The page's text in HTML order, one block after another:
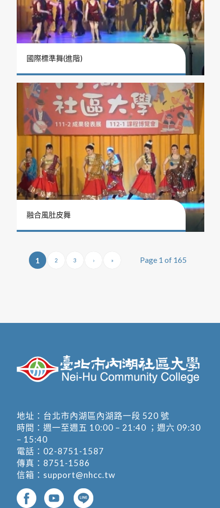
國際標準舞(進階)
融合風肚皮舞
Page 1 of 165
1 2 3 › »
地址： 台北市內湖區內湖路一段 520 號
時間：週一至週五 10:00 – 21:40 ；週六 09:30
– 15:40
電話： 02-8751-1587
傳真：8751-1586
信箱： support@nhcc.tw